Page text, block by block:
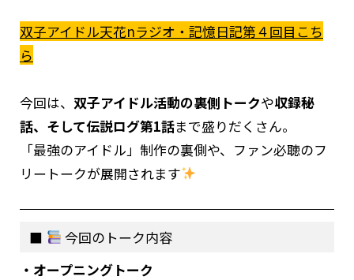
双子アイドル天花nラジオ・記憶日記第４回目こち
ら
今回は、 双子アイドル活動の裏側トークや収録秘
話、そして伝説ログ第1話まで盛りだくさん。
「最強のアイドル」制作の裏側や、ファン必聴のフ
リートークが展開されます
今回のトーク内容
・オープニングトーク